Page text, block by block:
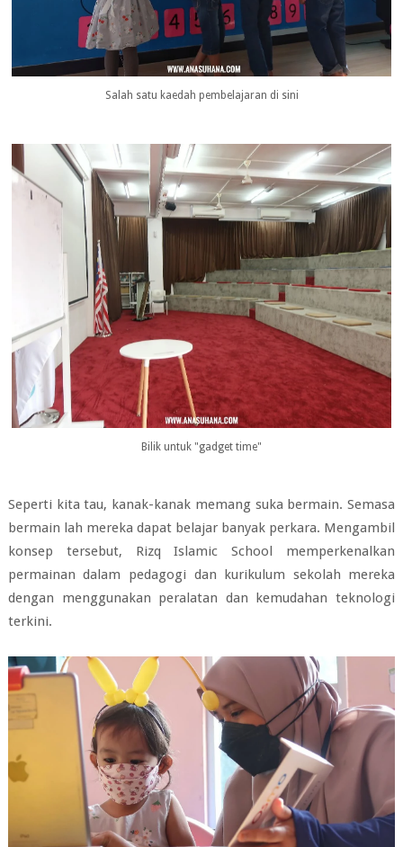
Salah satu kaedah pembelajaran di sini
Bilik untuk "gadget time"
Seperti kita tau, kanak-kanak memang suka bermain. Semasa
bermain lah mereka dapat belajar banyak perkara. Mengambil
konsep tersebut, Rizq Islamic School memperkenalkan
permainan dalam pedagogi dan kurikulum sekolah mereka
dengan menggunakan peralatan dan kemudahan teknologi
terkini.